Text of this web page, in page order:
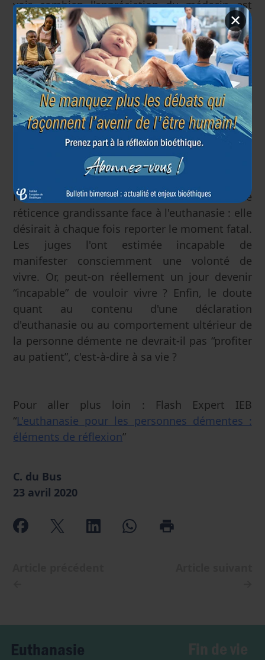
voir combien l'appréciation du médecin est
déterminante quant à la volonté du patient et
à son seuil de tolérance de la pathologie. Nul
doute que cela n'éloigne encore davantage les
poursuites contre des médecins imprudents.
Mais plus profondément, figer la volonté d'un
patient à celle qu'il a exprimée des années
auparavant, fait fi de la capacité surprenante
de résilience de la personne une fois
confrontée à sa maladie. En l'espèce,
l'évolution de la patiente montrait une
réticence grandissante face à l'euthanasie : elle
désirait à chaque fois reporter le moment fatal.
Les juges l'ont estimée incapable de
manifester consciemment une volonté de
vivre. Or, peut-on réellement un jour devenir
“incapable” de vouloir vivre ? Enfin, le doute
quant au contenu d'une déclaration
d'euthanasie ou au comportement ultérieur de
la personne démente ne devrait-il pas “profiter
au patient”, c'est-à-dire à sa vie ?
Pour aller plus loin : Flash Expert IEB
“L'euthanasie pour les personnes démentes :
éléments de réflexion”
C. du Bus
23 avril 2020
✕
Euthanasie